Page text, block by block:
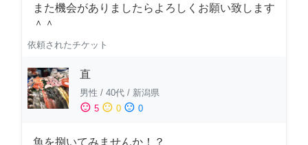
また機会がありましたらよろしくお願い致します
＾＾
依頼されたチケット
直
男性 / 40代 / 新潟県
sentiment_satisfied 5 sentiment_neutral 0 sentiment_dissatisfied 0
魚を捌いてみませんか！？